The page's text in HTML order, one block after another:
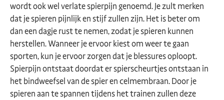
wordt ook wel verlate spierpijn genoemd. Je zult merken
dat je spieren pijnlijk en stijf zullen zijn. Het is beter om
dan een dagje rust te nemen, zodat je spieren kunnen
herstellen. Wanneer je ervoor kiest om weer te gaan
sporten, kun je ervoor zorgen dat je blessures oploopt.
Spierpijn ontstaat doordat er spierscheurtjes ontstaan in
het bindweefsel van de spier en celmembraan. Door je
spieren aan te spannen tijdens het trainen zullen deze